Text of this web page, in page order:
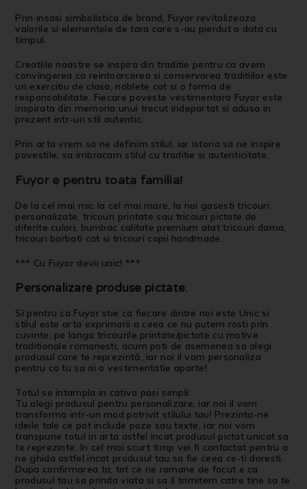
Prin insasi simbolistica de brand, Fuyor revitalizeaza
valorile si elementele de tara care s-au pierdut o data cu
timpul.
Creatiile noastre se inspira din traditie pentru ca avem
convingerea ca reintoarcerea si conservarea traditiilor este
un exercitiu de clasa, noblete cat si o forma de
responsabilitate. Fiecare poveste vestimentara Fuyor este
inspirata din memoria unui trecut indepartat si adusa in
prezent intr-un stil autentic.
Prin arta vrem sa ne definim stilul, iar istoria sa ne inspire
povestile, sa imbracam stilul cu traditie si autenticitate.
Fuyor e pentru toata familia!
De la cel mai mic la cel mai mare, la noi gasesti tricouri
personalizate, tricouri printate sau tricouri pictate de
diferite culori, bumbac calitate premium atat tricouri dama,
tricouri barbati cat si tricouri copii handmade.
*** Cu Fuyor devii unic! ***
Personalizare produse pictate.
Si pentru ca Fuyor stie ca fiecare dintre noi este Unic si
stilul este arta exprimarii a ceea ce nu putem rosti prin
cuvinte, pe langa tricourile printate/pictate cu motive
traditionale romanesti, acum poti de asemenea sa alegi
produsul care te reprezintă, iar noi il vom personaliza
pentru ca tu sa ai o vestimentatie aparte!
Totul se intampla in cativa pasi simpli:
Tu alegi produsul pentru personalizare, iar noi il vom
transforma intr-un mod potrivit stilului tau! Prezinta-ne
ideile tale ce pot include poze sau texte, iar noi vom
transpune totul in arta astfel incat produsul pictat unicat sa
te reprezinte. In cel mai scurt timp vei fi contactat pentru a
ne ghida astfel incat produsul tau sa fie ceea ce-ti doresti.
Dupa confirmarea ta, tot ce ne ramane de facut e ca
produsul tau sa prinda viata si sa il trimitem catre tine sa te